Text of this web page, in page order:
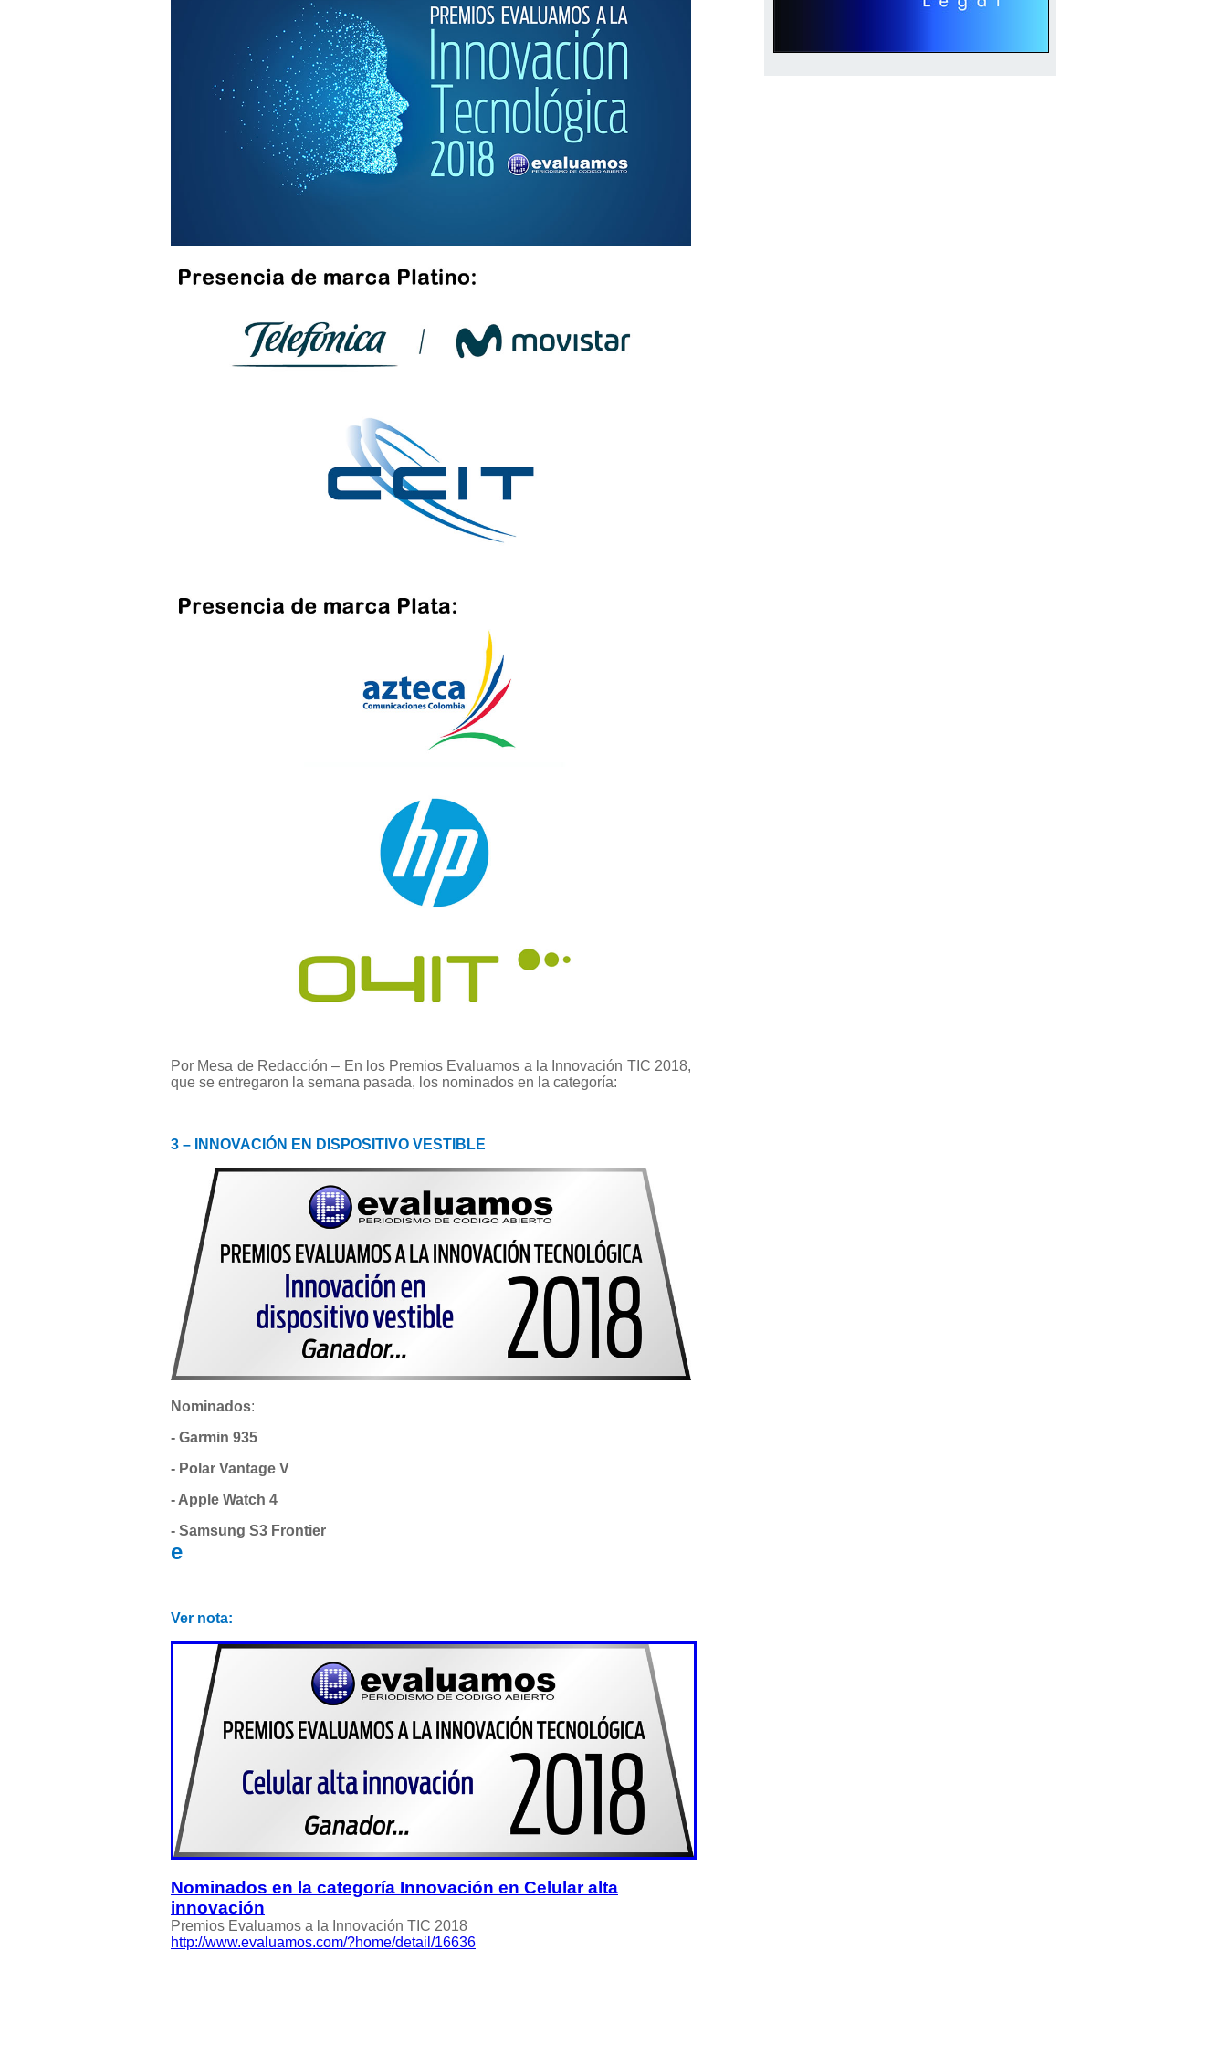
Por Mesa de Redacción – En los Premios Evaluamos a la Innovación TIC 2018,
que se entregaron la semana pasada, los nominados en la categoría:
3 – INNOVACIÓN EN DISPOSITIVO VESTIBLE
Nominados:
- Garmin 935
- Polar Vantage V
- Apple Watch 4
- Samsung S3 Frontier
e
Ver nota:
Nominados en la categoría Innovación en Celular alta
innovación
Premios Evaluamos a la Innovación TIC 2018
http://www.evaluamos.com/?home/detail/16636